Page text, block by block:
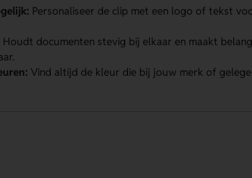
Personaliseer de clip met een logo of tekst
Houdt documenten stevig bij elkaar en maakt
Vind altijd de kleur die bij jouw merk of